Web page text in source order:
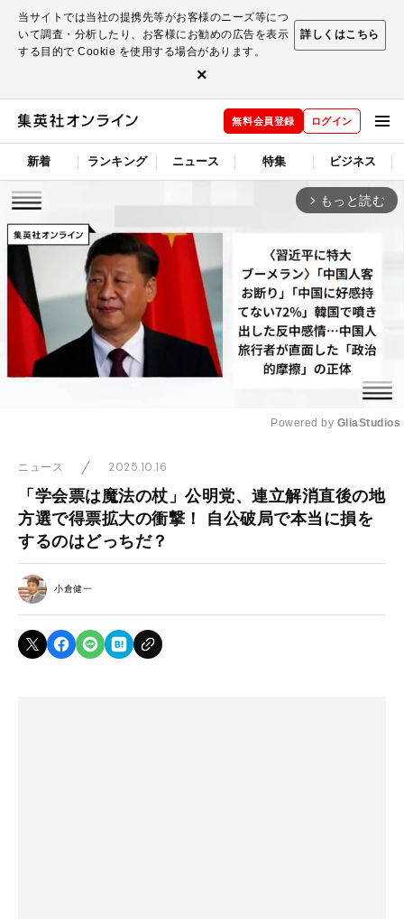
当サイトでは当社の提携先等がお客様のニーズ等につ
いて調査・分析したり、お客様にお勧めの広告を表示
する目的で Cookie を使用する場合があります。
詳しくはこちら
×
無料会員登録 ログイン
新着 ランキング ニュース 特集 ビジネス
arrow_forward_ios もっと読む
Powered by GliaStudios
ニュース 2025.10.16
「学会票は魔法の杖」公明党、連立解消直後の地
方選で得票拡大の衝撃！ 自公破局で本当に損を
するのはどっちだ？
小倉健一